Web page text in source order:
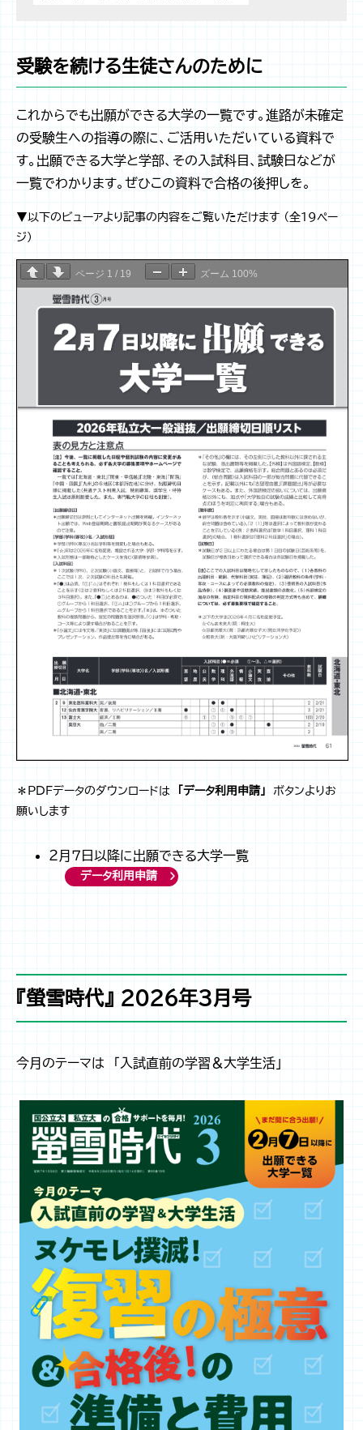
受験を続ける生徒さんのために
これからでも出願ができる大学の一覧です。進路が未確定
の受験生への指導の際に、ご活用いただいている資料で
す。出願できる大学と学部、その入試科目、試験日などが
一覧でわかります。ぜひこの資料で合格の後押しを。
▼以下のビューアより記事の内容をご覧いただけます （全19ペー
ジ）
ページ 1 / 19 ズーム 100%
＊PDFデータのダウンロードは 「データ利用申請」 ボタンよりお
願いします
２月７日以降に出願できる大学一覧
データ利用申請
『螢雪時代』 2026年3月号
今月のテーマは 「入試直前の学習＆大学生活」